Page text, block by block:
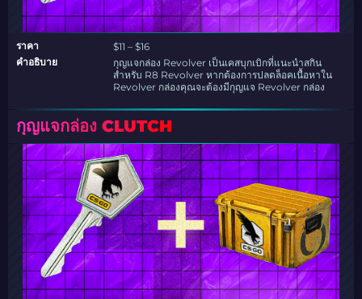
ราคา
$11 – $16
คำอธิบาย
กุญแจกล่อง Revolver เป็นเคสบุกเบิกที่แนะนำสกิน
สำหรับ R8 Revolver หากต้องการปลดล็อคเนื้อหาใน
Revolver กล่องคุณจะต้องมีกุญแจ Revolver กล่อง
กุญแจกล่อง CLUTCH